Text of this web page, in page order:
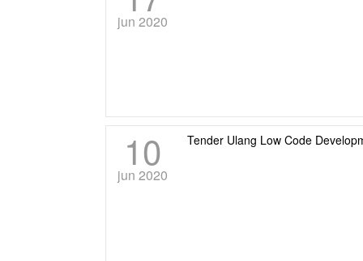
jun 2020
10
jun 2020
Tender Ulang Low Code